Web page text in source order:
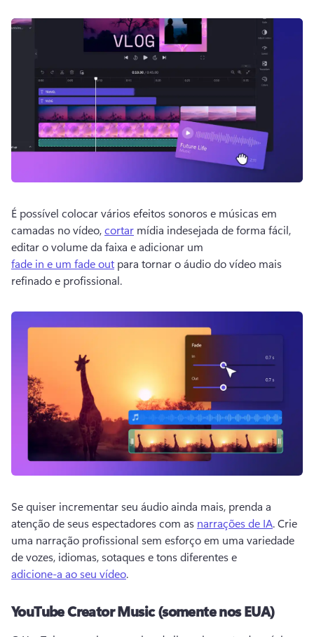
É possível colocar vários efeitos sonoros e músicas em
camadas no vídeo, cortar mídia indesejada de forma fácil,
editar o volume da faixa e adicionar um
fade in e um fade out para tornar o áudio do vídeo mais
refinado e profissional.
Se quiser incrementar seu áudio ainda mais, prenda a
atenção de seus espectadores com as narrações de IA. Crie
uma narração profissional sem esforço em uma variedade
de vozes, idiomas, sotaques e tons diferentes e
adicione-a ao seu vídeo.
YouTube Creator Music (somente nos EUA)